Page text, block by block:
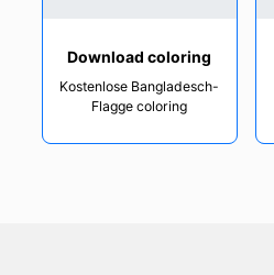
Download coloring
Kostenlose Bangladesch-
Flagge coloring